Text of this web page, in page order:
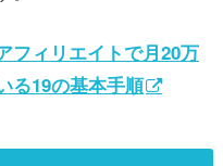
フィリエイトで月20万
る19の基本手順